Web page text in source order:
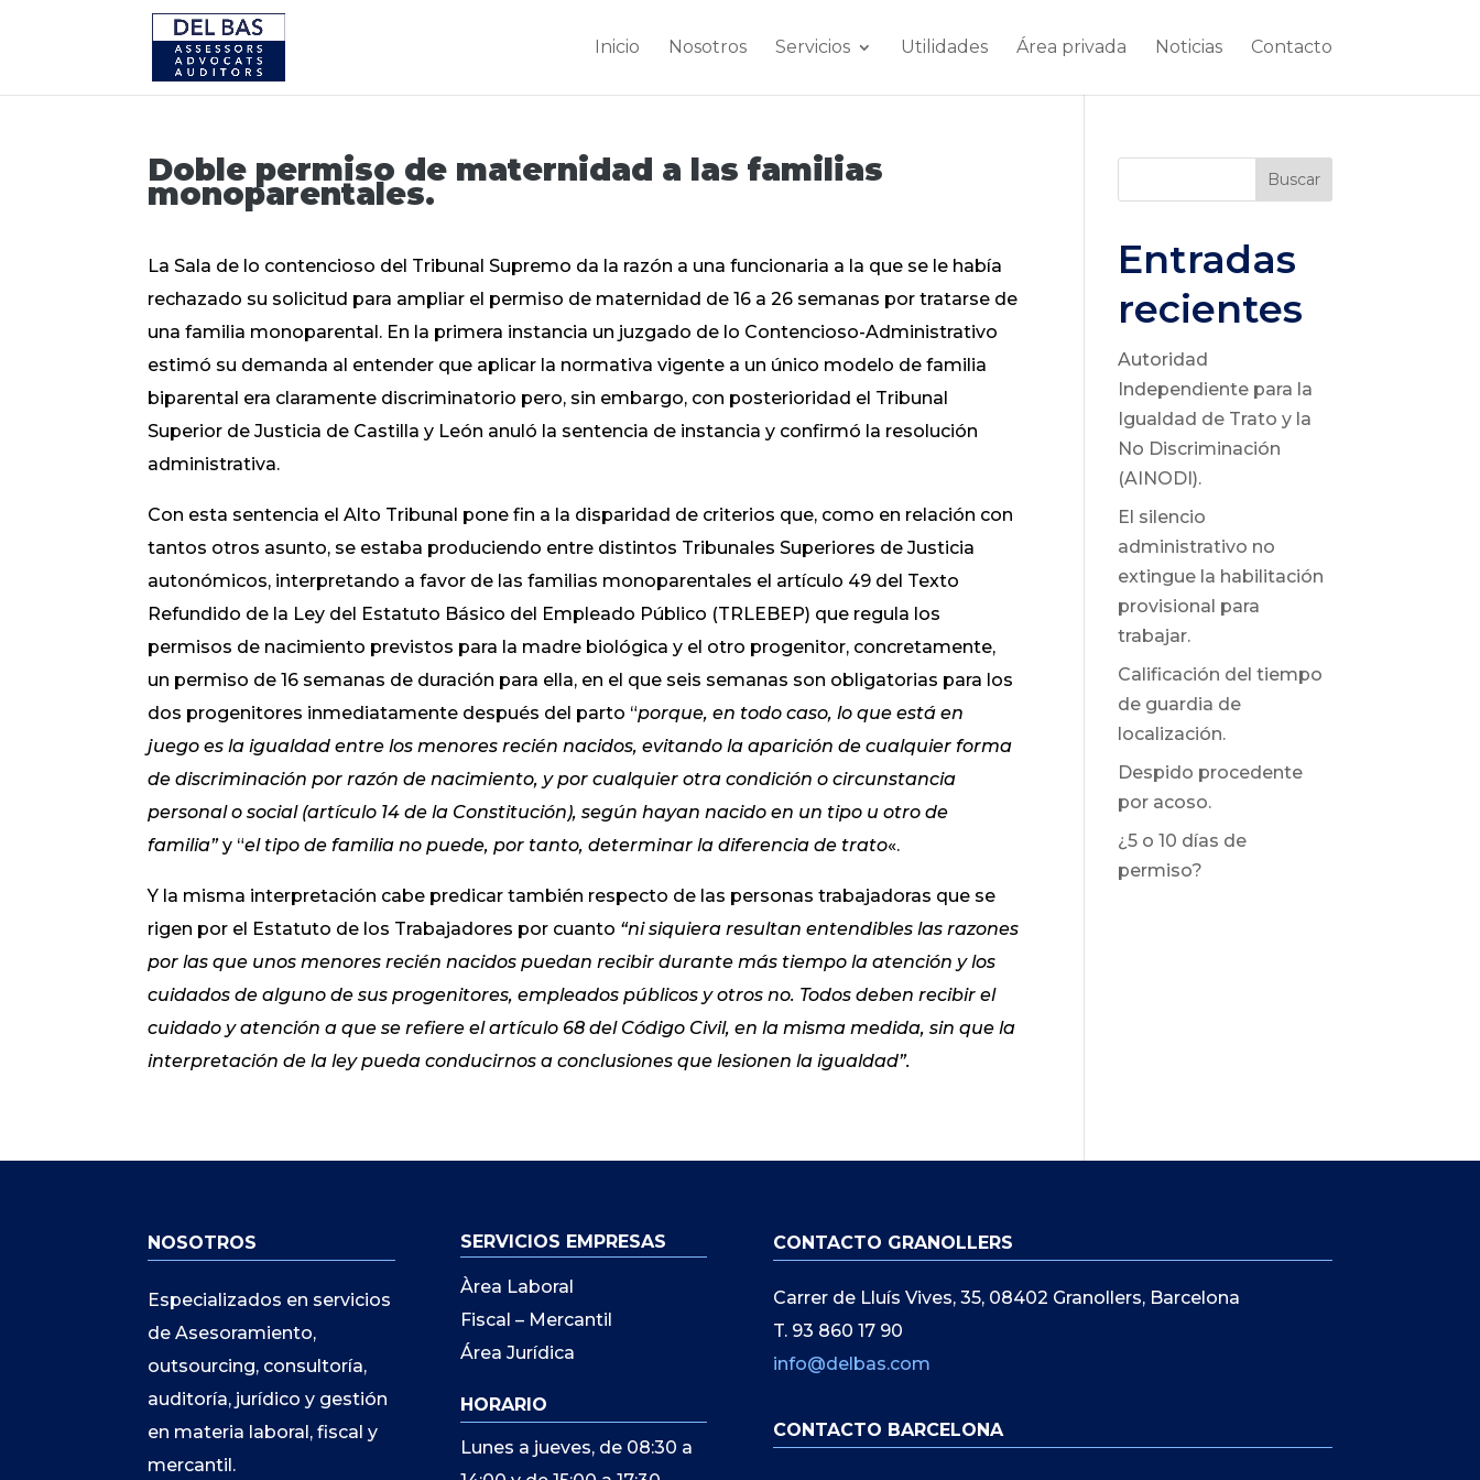
Inicio Nosotros Servicios Utilidades Área privada Noticias Contacto
Doble permiso de maternidad a las familias
monoparentales.
La Sala de lo contencioso del Tribunal Supremo da la razón a una funcionaria a la que se le había
rechazado su solicitud para ampliar el permiso de maternidad de 16 a 26 semanas por tratarse de
una familia monoparental. En la primera instancia un juzgado de lo Contencioso-Administrativo
estimó su demanda al entender que aplicar la normativa vigente a un único modelo de familia
biparental era claramente discriminatorio pero, sin embargo, con posterioridad el Tribunal
Superior de Justicia de Castilla y León anuló la sentencia de instancia y confirmó la resolución
administrativa.
Con esta sentencia el Alto Tribunal pone fin a la disparidad de criterios que, como en relación con
tantos otros asunto, se estaba produciendo entre distintos Tribunales Superiores de Justicia
autonómicos, interpretando a favor de las familias monoparentales el artículo 49 del Texto
Refundido de la Ley del Estatuto Básico del Empleado Público (TRLEBEP) que regula los
permisos de nacimiento previstos para la madre biológica y el otro progenitor, concretamente,
un permiso de 16 semanas de duración para ella, en el que seis semanas son obligatorias para los
dos progenitores inmediatamente después del parto “porque, en todo caso, lo que está en
juego es la igualdad entre los menores recién nacidos, evitando la aparición de cualquier forma
de discriminación por razón de nacimiento, y por cualquier otra condición o circunstancia
personal o social (artículo 14 de la Constitución), según hayan nacido en un tipo u otro de
familia”y “el tipo de familia no puede, por tanto, determinar la diferencia de trato«.
Y la misma interpretación cabe predicar también respecto de las personas trabajadoras que se
rigen por el Estatuto de los Trabajadores por cuanto “ni siquiera resultan entendibles las razones
por las que unos menores recién nacidos puedan recibir durante más tiempo la atención y los
cuidados de alguno de sus progenitores, empleados públicos y otros no. Todos deben recibir el
cuidado y atención a que se refiere el artículo 68 del Código Civil, en la misma medida, sin que la
interpretación de la ley pueda conducirnos a conclusiones que lesionen la igualdad”.
Buscar
Entradas
recientes
Autoridad
Independiente para la
Igualdad de Trato y la
No Discriminación
(AINODI).
El silencio
administrativo no
extingue la habilitación
provisional para
trabajar.
Calificación del tiempo
de guardia de
localización.
Despido procedente
por acoso.
¿5 o 10 días de
permiso?
NOSOTROS
Especializados en servicios
de Asesoramiento,
outsourcing, consultoría,
auditoría, jurídico y gestión
en materia laboral, fiscal y
mercantil.
SERVICIOS EMPRESAS
Àrea Laboral
Fiscal – Mercantil
Área Jurídica
HORARIO
Lunes a jueves, de 08:30 a
CONTACTO GRANOLLERS
Carrer de Lluís Vives, 35, 08402 Granollers, Barcelona
T. 93 860 17 90
info@delbas.com
CONTACTO BARCELONA